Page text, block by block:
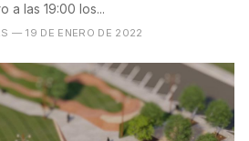
a las 19:00 los...
— 19 DE ENERO DE 2022